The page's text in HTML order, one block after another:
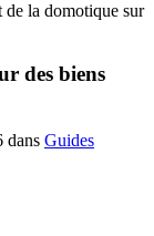
de la domotique sur
des biens
dans Guides